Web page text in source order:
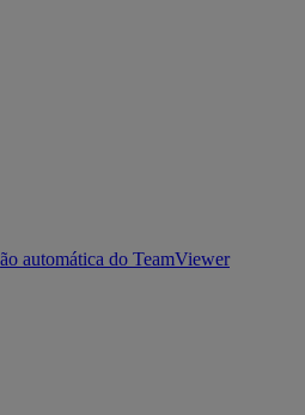
automática do TeamViewer